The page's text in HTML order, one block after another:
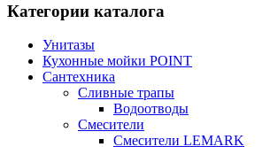
Категории каталога
Унитазы
Кухонные мойки POINT
Сантехника
Сливные трапы
Водоотводы
Смесители
Смесители LEMARK